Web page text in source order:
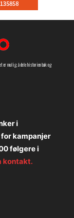
er mulig, å dele historien bak og
i
kampanjer
følgere i
kontakt.